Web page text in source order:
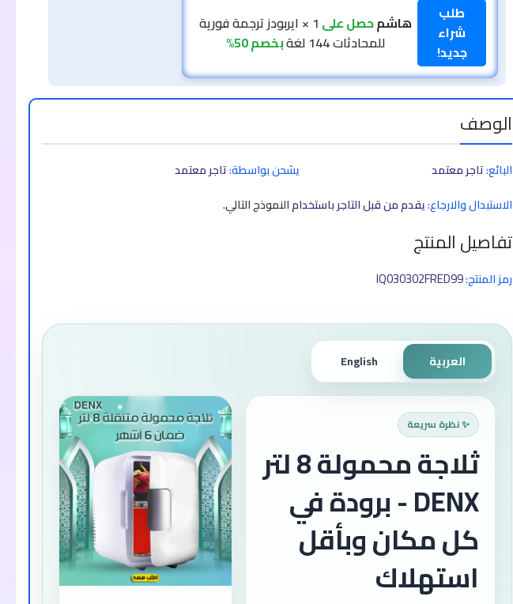
طلب
شراء
جديد!
عمارحصل على 1 × ايربودز ترجمة فورية
للمحادثات 144 لغة
بخصم 50%
الوصف
البائع:تاجر معتمد يشحن بواسطة:تاجر معتمد
الاستبدال والارجاع:يقدم من قبل التاجر باستخدامالنموذج التالي.
تفاصيل المنتج
رمز المنتج:IQ030302FRED99
العربية English
✨ نظرة سريعة
ثلاجة محمولة 8 لتر
DENX - برودة في
كل مكان وبأقل
استهلاك